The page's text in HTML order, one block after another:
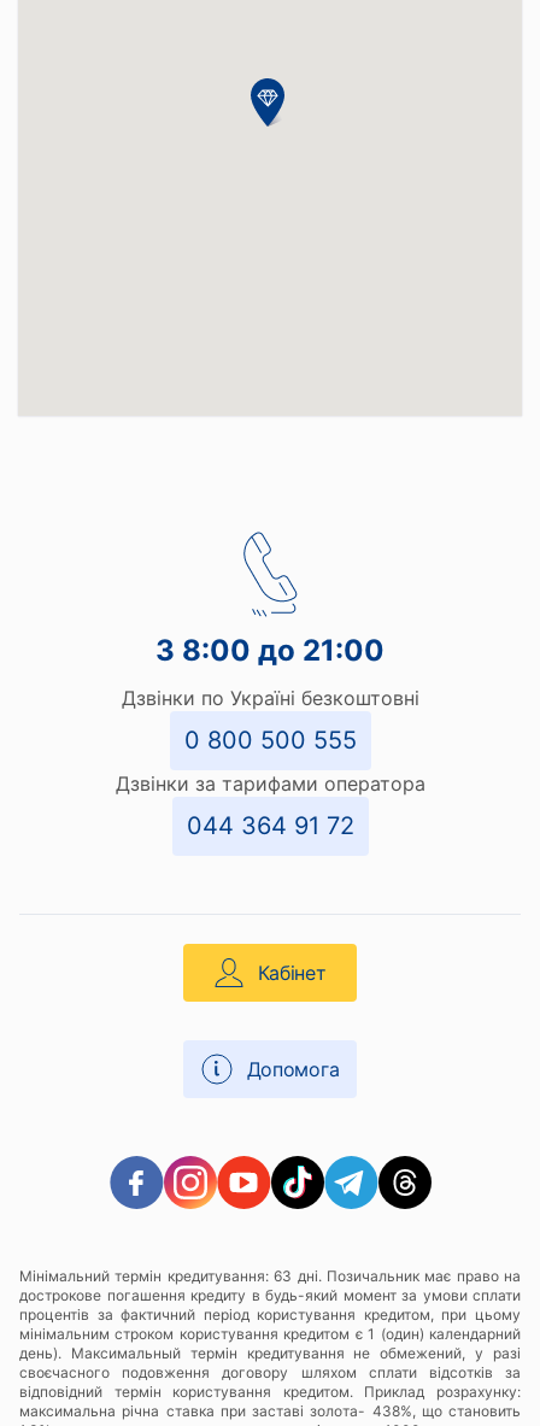
З 8:00 до 21:00
Дзвінки по Україні безкоштовні
0 800 500 555
Дзвінки за тарифами оператора
044 364 91 72
Кабінет
Допомога
Мінімальний термін кредитування: 63 дні. Позичальник має право на
дострокове погашення кредиту в будь-який момент за умови сплати
процентів за фактичний період користування кредитом, при цьому
мінімальним строком користування кредитом є 1 (один) календарний
день). Максимальный термін кредитування не обмежений, у разі
своєчасного подовження договору шляхом сплати відсотків за
відповідний термін користування кредитом. Приклад розрахунку:
максимальна річна ставка при заставі золота- 438%, що становить